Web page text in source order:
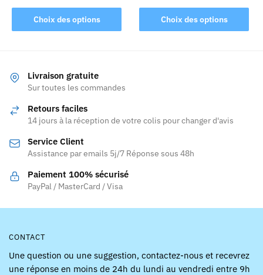
Choix des options
produit
a
Les
options
peuvent
être
sur
la
page
du
Choix des options
Ce
produit
être
sur
Livraison gratuite
Sur toutes les commandes
Retours faciles
14 jours à la réception de votre colis pour changer d'avis
Service Client
Assistance par emails 5j/7 Réponse sous 48h
Paiement 100% sécurisé
PayPal / MasterCard / Visa
CONTACT
Une question ou une suggestion, contactez-nous et recevrez
une réponse en moins de 24h du lundi au vendredi entre 9h